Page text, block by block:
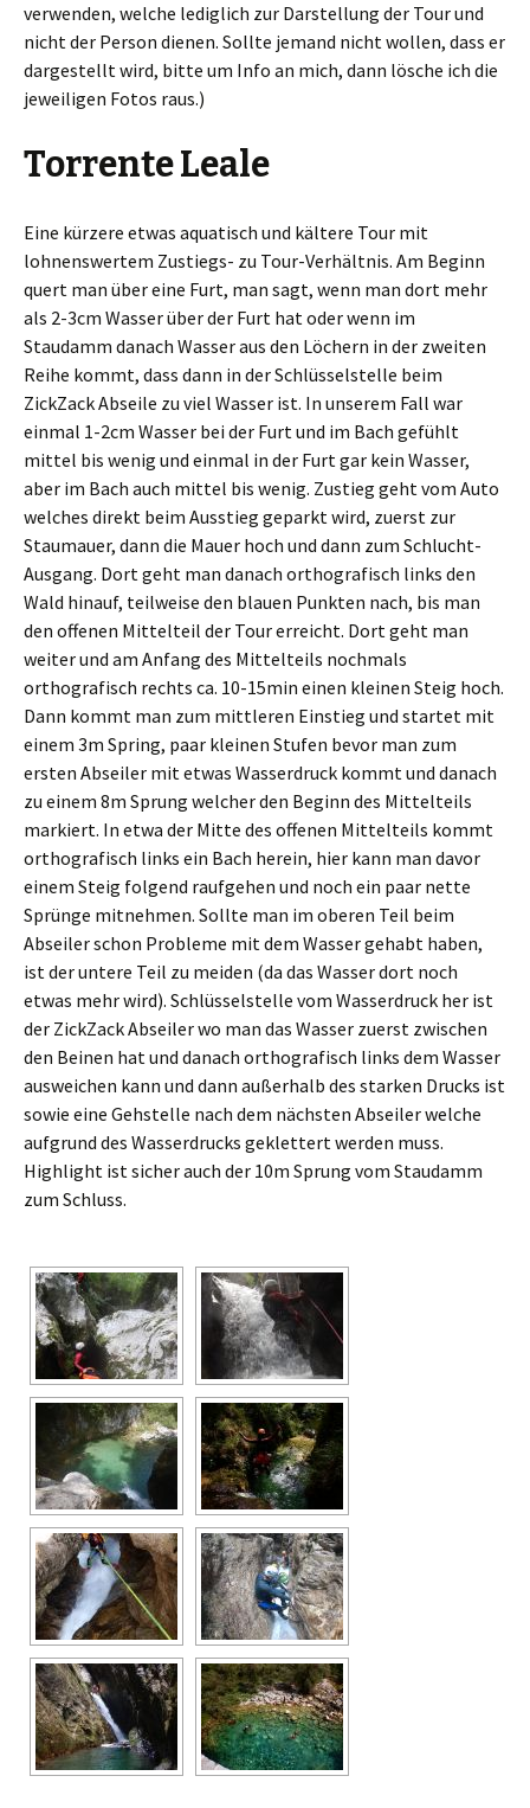
verwenden, welche lediglich zur Darstellung der Tour und
nicht der Person dienen. Sollte jemand nicht wollen, dass er
dargestellt wird, bitte um Info an mich, dann lösche ich die
jeweiligen Fotos raus.)
Torrente Leale
Eine kürzere etwas aquatisch und kältere Tour mit
lohnenswertem Zustiegs- zu Tour-Verhältnis. Am Beginn
quert man über eine Furt, man sagt, wenn man dort mehr
als 2-3cm Wasser über der Furt hat oder wenn im
Staudamm danach Wasser aus den Löchern in der zweiten
Reihe kommt, dass dann in der Schlüsselstelle beim
ZickZack Abseile zu viel Wasser ist. In unserem Fall war
einmal 1-2cm Wasser bei der Furt und im Bach gefühlt
mittel bis wenig und einmal in der Furt gar kein Wasser,
aber im Bach auch mittel bis wenig. Zustieg geht vom Auto
welches direkt beim Ausstieg geparkt wird, zuerst zur
Staumauer, dann die Mauer hoch und dann zum Schlucht-
Ausgang. Dort geht man danach orthografisch links den
Wald hinauf, teilweise den blauen Punkten nach, bis man
den offenen Mittelteil der Tour erreicht. Dort geht man
weiter und am Anfang des Mittelteils nochmals
orthografisch rechts ca. 10-15min einen kleinen Steig hoch.
Dann kommt man zum mittleren Einstieg und startet mit
einem 3m Spring, paar kleinen Stufen bevor man zum
ersten Abseiler mit etwas Wasserdruck kommt und danach
zu einem 8m Sprung welcher den Beginn des Mittelteils
markiert. In etwa der Mitte des offenen Mittelteils kommt
orthografisch links ein Bach herein, hier kann man davor
einem Steig folgend raufgehen und noch ein paar nette
Sprünge mitnehmen. Sollte man im oberen Teil beim
Abseiler schon Probleme mit dem Wasser gehabt haben,
ist der untere Teil zu meiden (da das Wasser dort noch
etwas mehr wird). Schlüsselstelle vom Wasserdruck her ist
der ZickZack Abseiler wo man das Wasser zuerst zwischen
den Beinen hat und danach orthografisch links dem Wasser
ausweichen kann und dann außerhalb des starken Drucks ist
sowie eine Gehstelle nach dem nächsten Abseiler welche
aufgrund des Wasserdrucks geklettert werden muss.
Highlight ist sicher auch der 10m Sprung vom Staudamm
zum Schluss.